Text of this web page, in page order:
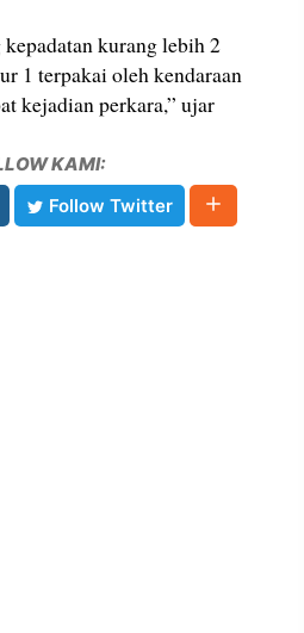
kurang lebih 2
1 terpakai oleh kendaraan
kejadian perkara,” ujar
KAMI:
Follow Twitter